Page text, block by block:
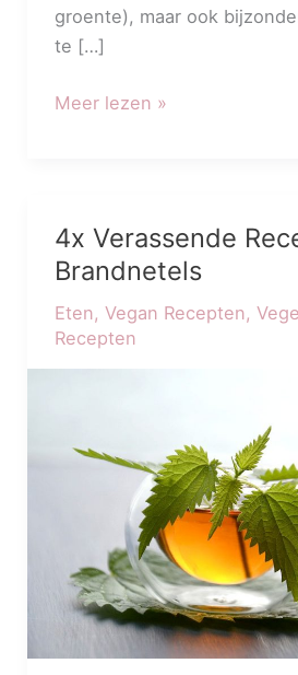
groente), maar ook
te […]
Meer lezen »
4x Verassende
Brandnetels
Eten, Vegan Recepten,
Recepten
4x
Verassende
met
Brandnetels